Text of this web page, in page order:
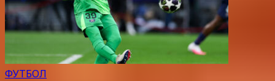
ФУТБОЛ